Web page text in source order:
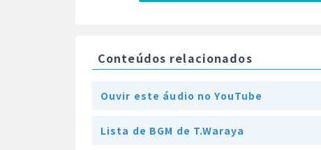
Conteúdos relacionados
Ouvir este áudio no YouTube
Lista de BGM de T.Waraya